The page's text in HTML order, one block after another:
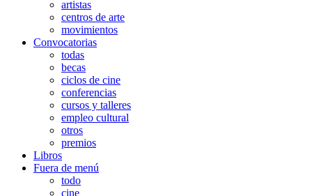
artistas
centros de arte
movimientos
Convocatorias
todas
becas
ciclos de cine
conferencias
cursos y talleres
empleo cultural
otros
premios
Libros
Fuera de menú
todo
cine